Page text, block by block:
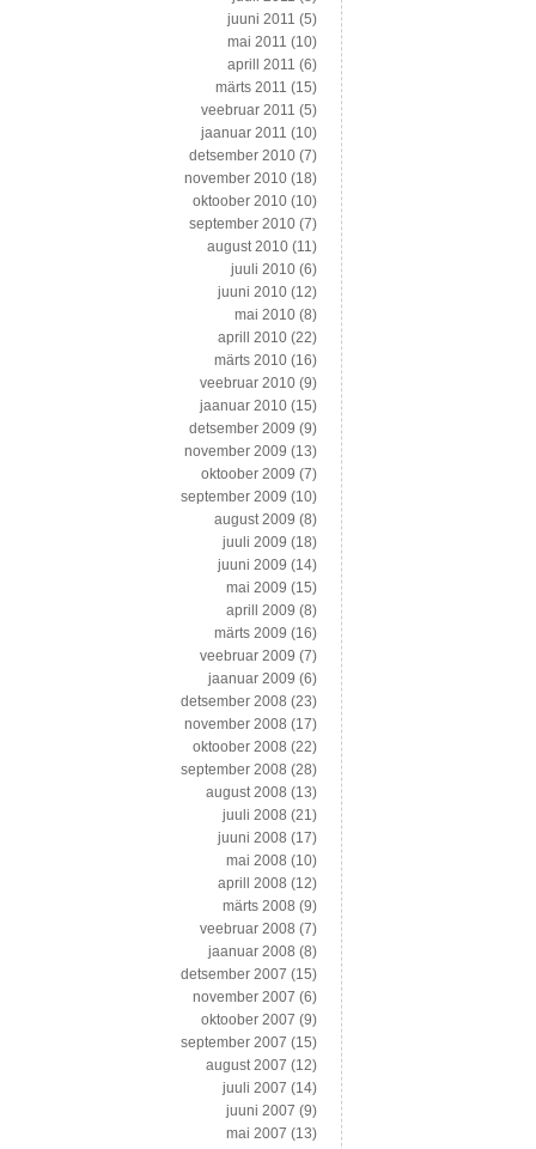
juuni 2011 (5)
mai 2011 (10)
aprill 2011 (6)
märts 2011 (15)
veebruar 2011 (5)
jaanuar 2011 (10)
detsember 2010 (7)
november 2010 (18)
oktoober 2010 (10)
september 2010 (7)
august 2010 (11)
juuli 2010 (6)
juuni 2010 (12)
mai 2010 (8)
aprill 2010 (22)
märts 2010 (16)
veebruar 2010 (9)
jaanuar 2010 (15)
detsember 2009 (9)
november 2009 (13)
oktoober 2009 (7)
september 2009 (10)
august 2009 (8)
juuli 2009 (18)
juuni 2009 (14)
mai 2009 (15)
aprill 2009 (8)
märts 2009 (16)
veebruar 2009 (7)
jaanuar 2009 (6)
detsember 2008 (23)
november 2008 (17)
oktoober 2008 (22)
september 2008 (28)
august 2008 (13)
juuli 2008 (21)
juuni 2008 (17)
mai 2008 (10)
aprill 2008 (12)
märts 2008 (9)
veebruar 2008 (7)
jaanuar 2008 (8)
detsember 2007 (15)
november 2007 (6)
oktoober 2007 (9)
september 2007 (15)
august 2007 (12)
juuli 2007 (14)
juuni 2007 (9)
mai 2007 (13)